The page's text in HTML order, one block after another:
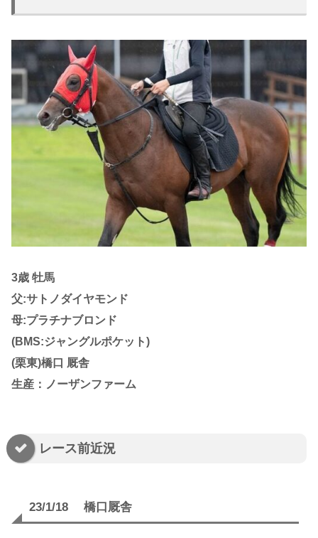
3歳 牡馬
父:サトノダイヤモンド
母:プラチナブロンド
(BMS:ジャングルポケット)
(栗東)橋口 厩舎
生産：ノーザンファーム
レース前近況
23/1/18 橋口厩舎